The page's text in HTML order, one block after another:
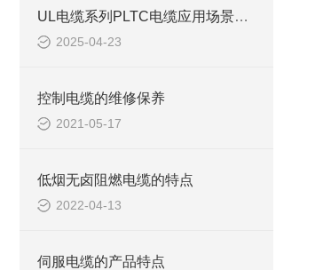
UL电缆系列PLTC电缆应用场景及选型注意事项
2025-04-23
控制电缆的维修保养
2021-05-17
低烟无卤阻燃电缆的特点
2022-04-13
伺服电缆的产品特点